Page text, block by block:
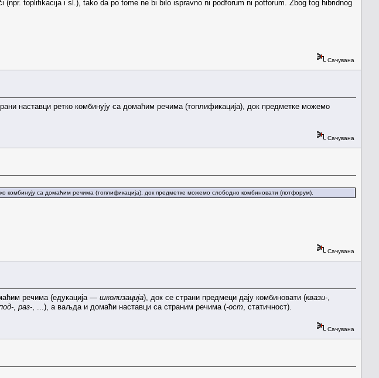
toplifikacija i sl.), tako da po tome ne bi bilo ispravno ni podforum ni potforum. Zbog tog hibridnog
Сачувана
наставци ретко комбинују са домаћим речима (топлификација), док предметке можемо
Сачувана
комбинују са домаћим речима (топлификација), док предметке можемо слободно комбиновати (потфорум).
Сачувана
речима (едукација — школизација), док се страни предмеци дају комбиновати (квази-
раз- , ...), а ваљда и домаћи наставци са страним речима (-ост , статичност).
Сачувана